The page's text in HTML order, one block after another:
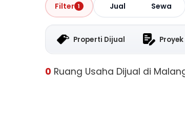
Filter 1 Jual Sewa
Properti Dijual
0 Ruang Usaha Dijual di